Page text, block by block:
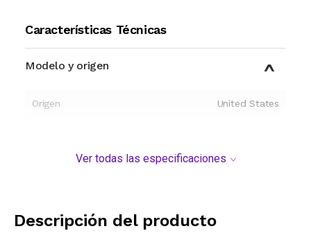
Características Técnicas
Modelo y origen
Origen United States
Ver todas las especificaciones
Descripción del producto